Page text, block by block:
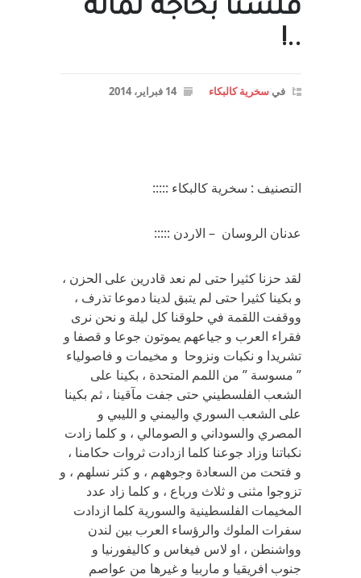
فلسنا بحاجة لماله
..!
في سخرية كالبكاء 14 فبراير، 2014
التصنيف : سخرية كالبكاء :::::
عدنان الروسان – الاردن :::::
لقد حزنا كثيرا حتى لم نعد قادرين على الحزن ،
و بكينا كثيرا حتى لم يتبق لدينا دموعا تذرف ،
ووقفت اللقمة في حلوقنا كل ليلة و نحن نرى
فقراء العرب و جياعهم يموتون جوعا و قصفا و
تشريدا و نكبات ونزوحا و مخيمات و فاصولياء
” مسوسة ” من اللمم المتحدة ، بكينا على
الشعب الفلسطيني حتى جفت مآقينا ، ثم بكينا
على الشعب السوري واليمني و الليبي و
المصري والسوداني و الصومالي ، و كلما زادت
نكباتنا وزاد جوعنا كلما ازدادت ثروات حكامنا ،
و فتحت من السعادة وجوههم ، و كثر نسلهم ، و
تزوجوا مثنى و ثلاث ورباع ، و كلما زاد عدد
المخيمات الفلسطينية والسورية كلما ازدادت
سفرات الملوك والرؤساء العرب بين لندن
وواشنطن ، او لاس فيغاس و كاليفورنيا و
جنوب افريقيا و ماربيا و غيرها من عواصم